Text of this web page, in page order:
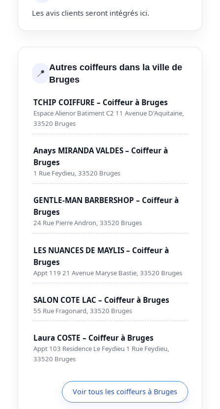
Les avis clients seront intégrés ici.
📍 Autres coiffeurs dans la ville de
Bruges
TCHIP COIFFURE – Coiffeur à Bruges
Espace Alienor Batiment C2 11 Avenue D'Aquitaine,
33520 Bruges
Anays MIRANDA VALDES – Coiffeur à
Bruges
1 Rue Feydieu, 33520 Bruges
GENTLE-MAN BARBERSHOP – Coiffeur à
Bruges
24 Rue Pierre Andron, 33520 Bruges
LES NUANCES DE MAYLIS – Coiffeur à
Bruges
Appt 119 21 Avenue Maryse Bastie, 33520 Bruges
SALON COTE LAC – Coiffeur à Bruges
55 Rue Fragonard, 33520 Bruges
Laura COSTE – Coiffeur à Bruges
Appt 103 Residence Le Feydieu 1 Rue Feydieu,
33520 Bruges
Voir tous les coiffeurs à Bruges